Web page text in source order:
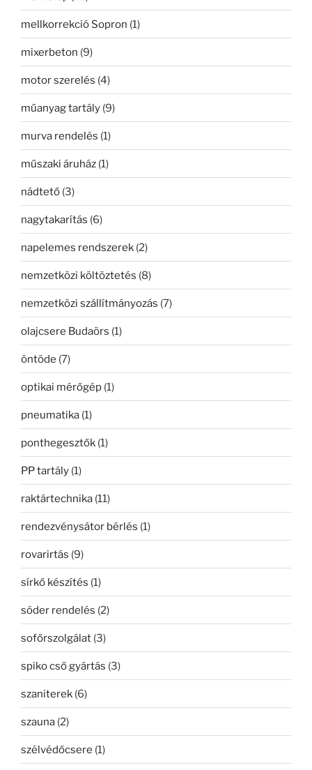
mellkorrekció Sopron (1)
mixerbeton (9)
motor szerelés (4)
műanyag tartály (9)
murva rendelés (1)
műszaki áruház (1)
nádtető (3)
nagytakarítás (6)
napelemes rendszerek (2)
nemzetközi költöztetés (8)
nemzetközi szállítmányozás (7)
olajcsere Budaörs (1)
öntöde (7)
optikai mérőgép (1)
pneumatika (1)
ponthegesztők (1)
PP tartály (1)
raktártechnika (11)
rendezvénysátor bérlés (1)
rovarirtás (9)
sírkő készítés (1)
sóder rendelés (2)
sofőrszolgálat (3)
spiko cső gyártás (3)
szaniterek (6)
szauna (2)
szélvédőcsere (1)